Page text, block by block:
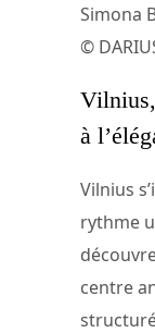
Simona
©
à
Vilnius
rythme
centre